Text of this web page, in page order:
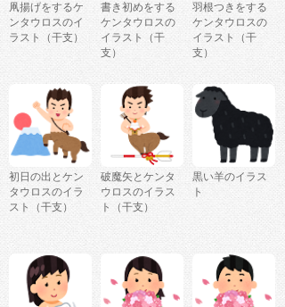
凧揚げをするケ
ンタウロスのイ
ラスト（干支）
書き初めをする
ケンタウロスの
イラスト（干
支）
羽根つきをする
ケンタウロスの
イラスト（干
支）
初日の出とケン
タウロスのイラ
スト（干支）
破魔矢とケンタ
ウロスのイラス
ト（干支）
黒い羊のイラス
ト